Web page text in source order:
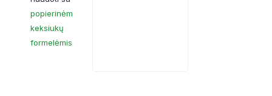
popierinėm
keksiukų
formelėmis